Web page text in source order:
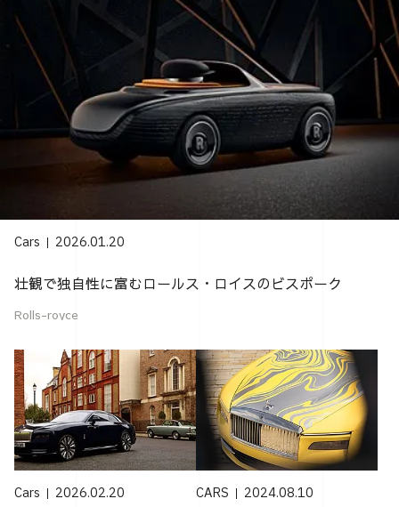
Cars 2026.01.20
壮観で独自性に富むロールス・ロイスのビスポーク
Rolls-royce
Cars 2026.02.20 CARS 2024.08.10